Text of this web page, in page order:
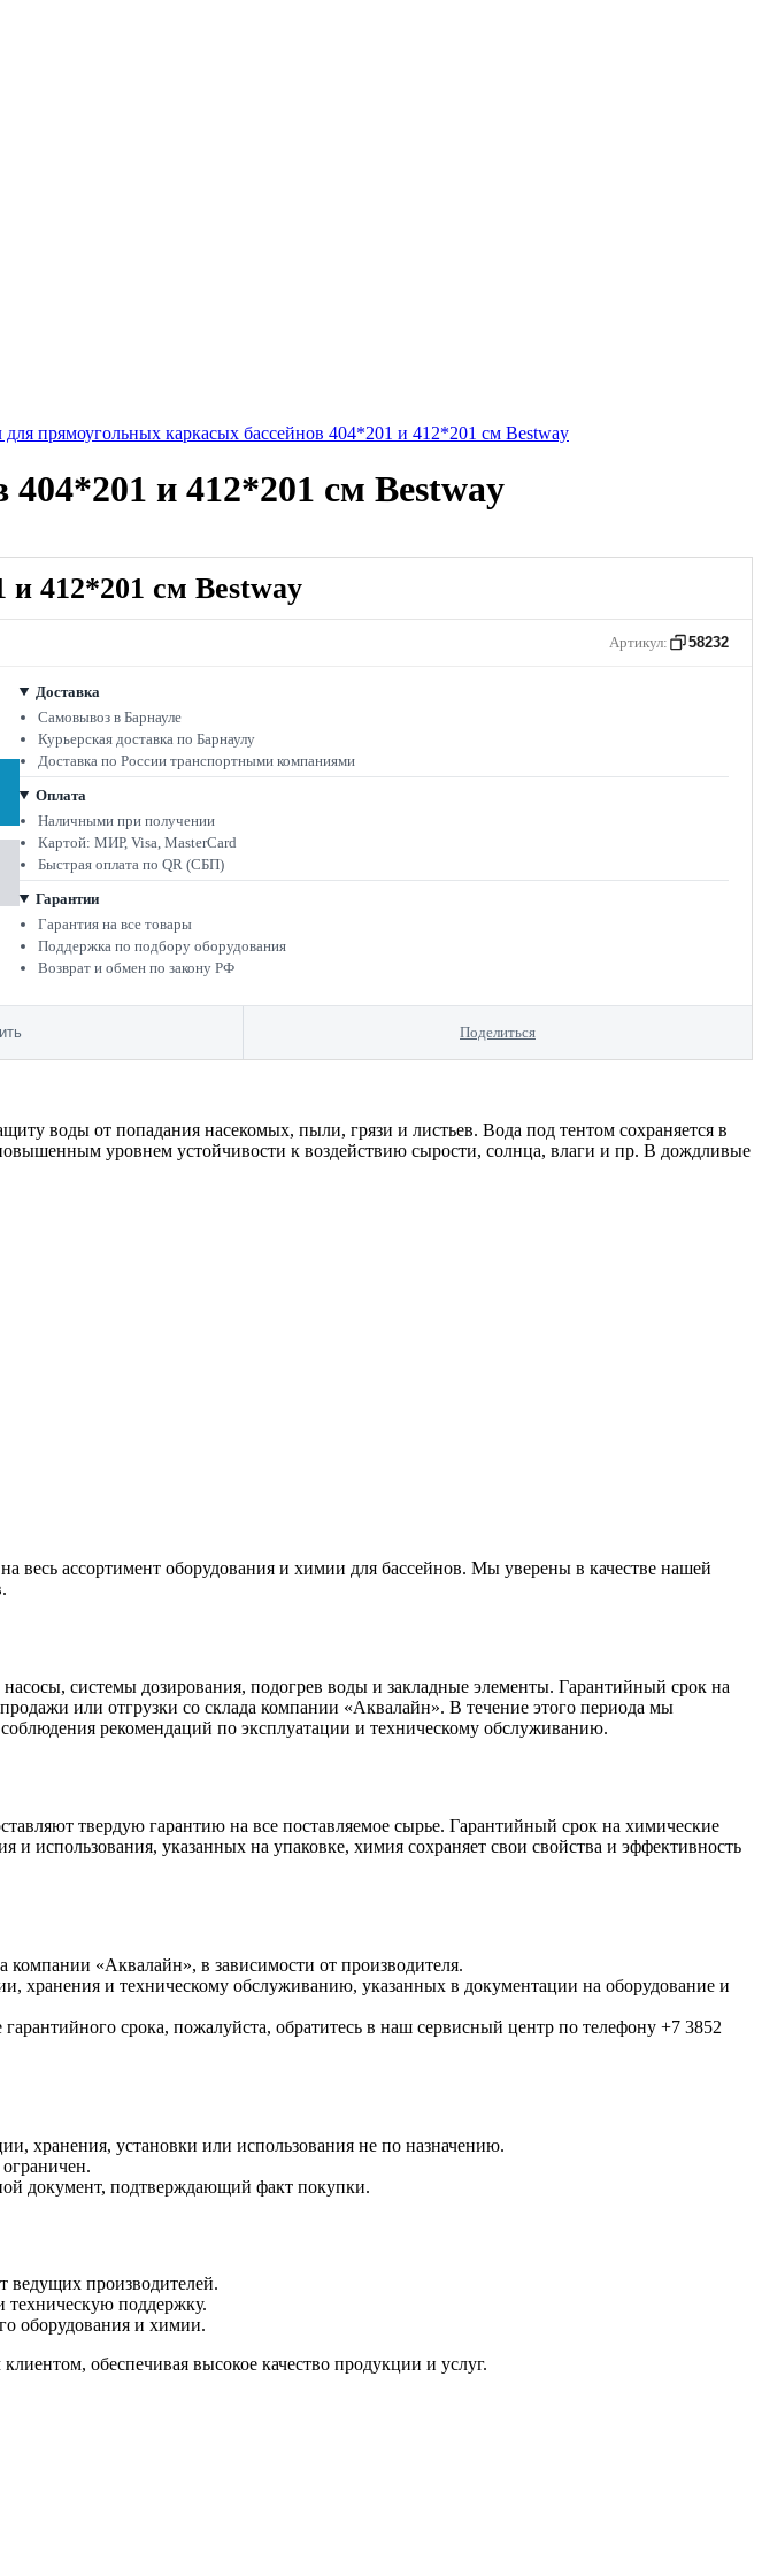
для прямоугольных каркасых бассейнов 404*201 и 412*201 см Bestway
и 412*201 см Bestway
и 412*201 см Bestway
Артикул: 58232
Доставка
Самовывоз в Барнауле
Курьерская доставка по Барнаулу
Доставка по России транспортными компаниями
Оплата
Наличными при получении
Картой: МИР, Visa, MasterCard
Быстрая оплата по QR (СБП)
Гарантии
Гарантия на все товары
Поддержка по подбору оборудования
Возврат и обмен по закону РФ
Поделиться
воды от попадания насекомых, пыли, грязи и листьев. Вода под тентом сохраняется в
уровнем устойчивости к воздействию сырости, солнца, влаги и пр. В дождливые
весь ассортимент оборудования и химии для бассейнов. Мы уверены в качестве нашей
системы дозирования, подогрев воды и закладные элементы. Гарантийный срок на
или отгрузки со склада компании «Аквалайн». В течение этого периода мы
рекомендаций по эксплуатации и техническому обслуживанию.
твердую гарантию на все поставляемое сырье. Гарантийный срок на химические
использования, указанных на упаковке, химия сохраняет свои свойства и эффективность
компании «Аквалайн», в зависимости от производителя.
хранения и техническому обслуживанию, указанных в документации на оборудование и
срока, пожалуйста, обратитесь в наш сервисный центр по телефону +7 3852
хранения, установки или использования не по назначению.
документ, подтверждающий факт покупки.
ведущих производителей.
поддержку.
оборудования и химии.
обеспечивая высокое качество продукции и услуг.